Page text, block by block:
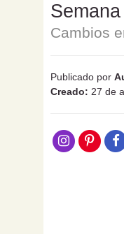
Cambios
Publicado por
Creado: 27 de